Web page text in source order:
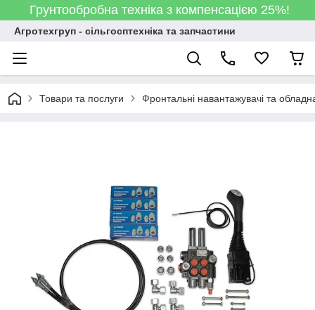
Грунтообробна техніка з компенсацією 25%!
Агротехгруп - сільгосптехніка та запчастини
Товари та послуги Фронтальні навантажувачі та